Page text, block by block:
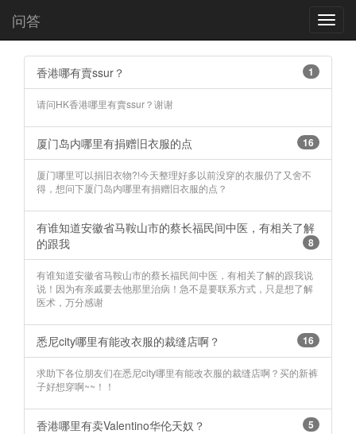
问答
香港哪有賣ssur？ 1
请问HK香港哪里有賣ssur？谢谢
厦门岛内哪里有捐赠旧衣服的点 16
厦门哪里可以捐旧衣物?!今天整理好多以前没穿的衣服仍了又舍不
得，想问下厦门岛内哪里有捐赠旧衣服的点？
有谁知道安徽省马鞍山市的蔡长福民间中医，有相关了解
的跟我
8
有谁知道安徽省马鞍山市的蔡长福民间中医，有相关了解的跟我说
说！因为有亲戚要去他那里治病！急不是要联系方式，只是想了解
医术，万分感谢 ​​​​
悉尼city哪里有能改衣服的裁缝店啊？ 16
求助下各位朋友们在悉尼city哪里有能改衣服的裁缝店啊？买的新裤
子好想穿啊~~！！
香港哪里有卖Valentino华伦天奴？ 5